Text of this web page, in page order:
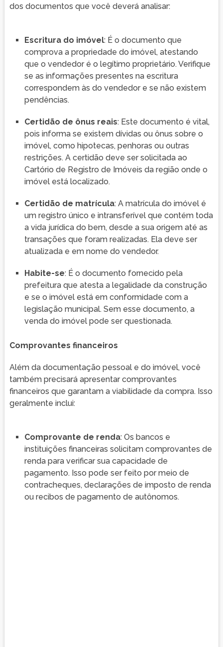
dos documentos que você deverá analisar:
Escritura do imóvel: É o documento que
comprova a propriedade do imóvel, atestando
que o vendedor é o legítimo proprietário. Verifique
se as informações presentes na escritura
correspondem às do vendedor e se não existem
pendências.
Certidão de ônus reais: Este documento é vital,
pois informa se existem dívidas ou ônus sobre o
imóvel, como hipotecas, penhoras ou outras
restrições. A certidão deve ser solicitada ao
Cartório de Registro de Imóveis da região onde o
imóvel está localizado.
Certidão de matrícula: A matrícula do imóvel é
um registro único e intransferível que contém toda
a vida jurídica do bem, desde a sua origem até as
transações que foram realizadas. Ela deve ser
atualizada e em nome do vendedor.
Habite-se: É o documento fornecido pela
prefeitura que atesta a legalidade da construção
e se o imóvel está em conformidade com a
legislação municipal. Sem esse documento, a
venda do imóvel pode ser questionada.
Comprovantes financeiros
Além da documentação pessoal e do imóvel, você
também precisará apresentar comprovantes
financeiros que garantam a viabilidade da compra. Isso
geralmente inclui:
Comprovante de renda: Os bancos e
instituições financeiras solicitam comprovantes de
renda para verificar sua capacidade de
pagamento. Isso pode ser feito por meio de
contracheques, declarações de imposto de renda
ou recibos de pagamento de autônomos.